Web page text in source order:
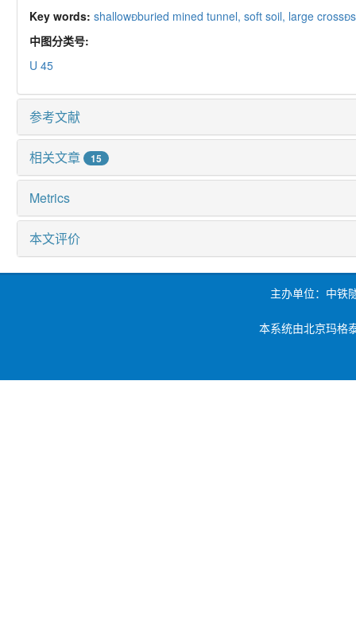
Key words: shallowburied mined tunnel, soft soil, large
中图分类号:
U 45
参考文献
相关文章 15
Metrics
本文评价
主办单位：中铁
本系统由北京玛格